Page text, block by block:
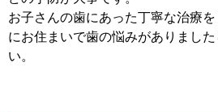
お子さんの歯にあった丁寧な治療
にお住まいで歯の悩みがありまし
い。